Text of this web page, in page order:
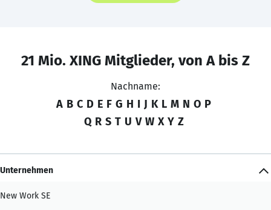
21 Mio. XING Mitglieder, von A bis Z
Nachname:
A B C D E F G H I J K L M N O P
Q R S T U V W X Y Z
Unternehmen
New Work SE